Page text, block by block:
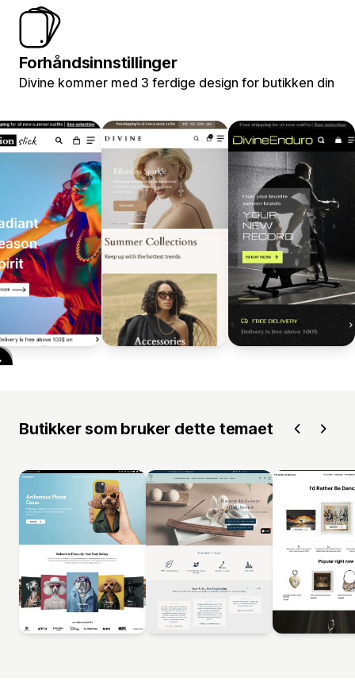
Forhåndsinnstillinger
Divine kommer med 3 ferdige design for butikken din
Butikker som bruker dette temaet